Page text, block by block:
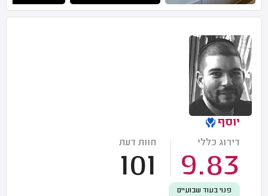
יוסף
דירוג כללי
9.83
חוות דעת
101
פנוי בעוד שבועיים